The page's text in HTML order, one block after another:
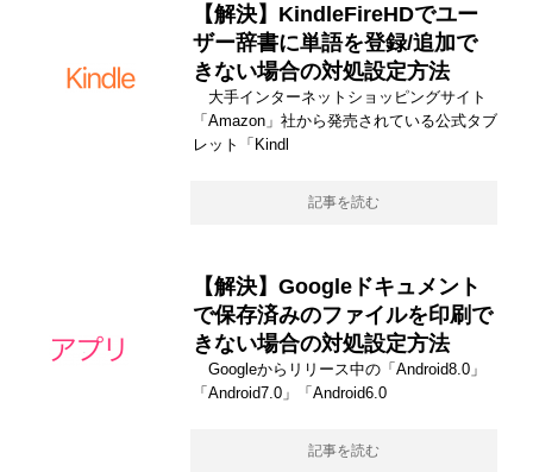
【解決】KindleFireHDでユー
ザー辞書に単語を登録/追加で
きない場合の対処設定方法
大手インターネットショッピングサイト
「Amazon」社から発売されている公式タブ
レット「Kindl
記事を読む
【解決】Googleドキュメント
で保存済みのファイルを印刷で
きない場合の対処設定方法
Googleからリリース中の「Android8.0」
「Android7.0」「Android6.0
記事を読む